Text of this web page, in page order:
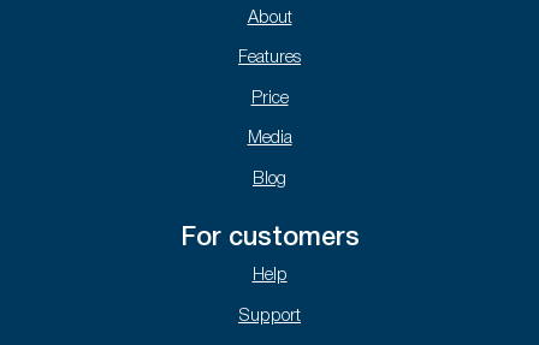
About
Features
Price
Media
Blog
For customers
Help
Support